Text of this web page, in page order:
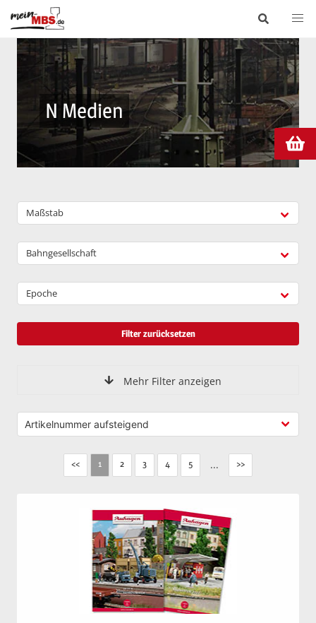
N Medien
Maßstab
Bahngesellschaft
Epoche
Filter zurücksetzen
Mehr Filter anzeigen
<< 1 2 3 4 5 ... >>